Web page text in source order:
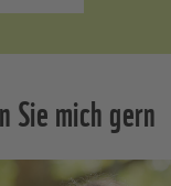
Sie mich gern